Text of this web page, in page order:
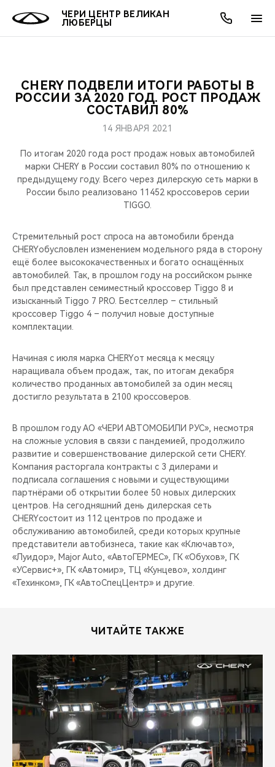
ЧЕРИ ЦЕНТР ВЕЛИКАН
ЛЮБЕРЦЫ
МОДЕЛИ
СЕДАНЫ
НОВИНКИ
ПОКУПАТЕЛЯМ
КРЕДИТ И СТРАХОВАНИЕ
ВЛАДЕЛЬЦАМ
ЗАПЧАСТИ И АКСЕССУАРЫ
ПОДДЕРЖКА
МИР CHERY
О БРЕНДЕ
CHERY В СОЦСЕТЯХ
БЛАГОТВОРИТЕЛЬНОСТЬ
CHERY REMOTE
CHERY И СПОРТ
ВИДЕООБЗОРЫ
CHERY ДЛЯ ДЕТЕЙ
АКЦИИ
ОНЛАЙН СЕРВИСЫ
КРЕДИТ
О КОМПАНИИ
МЫ В СОЦСЕТЯХ
CHERY ПОДВЕЛИ ИТОГИ РАБОТЫ В
РОССИИ ЗА 2020 ГОД. РОСТ ПРОДАЖ
СОСТАВИЛ 80%
14 ЯНВАРЯ 2021
По итогам 2020 года рост продаж новых автомобилей
марки CHERY в России составил 80% по отношению к
предыдущему году. Всего через дилерскую сеть марки в
России было реализовано 11452 кроссоверов серии
TIGGO.
Стремительный рост спроса на автомобили бренда
CHERYобусловлен изменением модельного ряда в сторону
ещё более высококачественных и богато оснащённых
автомобилей. Так, в прошлом году на российском рынке
был представлен семиместный кроссовер Tiggo 8 и
изысканный Tiggo 7 PRO. Бестселлер – стильный
кроссовер Tiggo 4 – получил новые доступные
комплектации.
Начиная с июля марка CHERYот месяца к месяцу
наращивала объем продаж, так, по итогам декабря
количество проданных автомобилей за один месяц
достигло результата в 2100 кроссоверов.
В прошлом году АО «ЧЕРИ АВТОМОБИЛИ РУС», несмотря
на сложные условия в связи с пандемией, продолжило
развитие и совершенствование дилерской сети CHERY.
Компания расторгала контракты с 3 дилерами и
подписала соглашения с новыми и существующими
партнёрами об открытии более 50 новых дилерских
центров. На сегодняшний день дилерская сеть
CHERYсостоит из 112 центров по продаже и
обслуживанию автомобилей, среди которых крупные
представители автобизнеса, такие как «Ключавто»,
«Луидор», Major Auto, «АвтоГЕРМЕС», ГК «Обухов», ГК
«УСервис+», ГК «Автомир», ТЦ «Кунцево», холдинг
«Техинком», ГК «АвтоСпецЦентр» и другие.
ЧИТАЙТЕ ТАКЖЕ